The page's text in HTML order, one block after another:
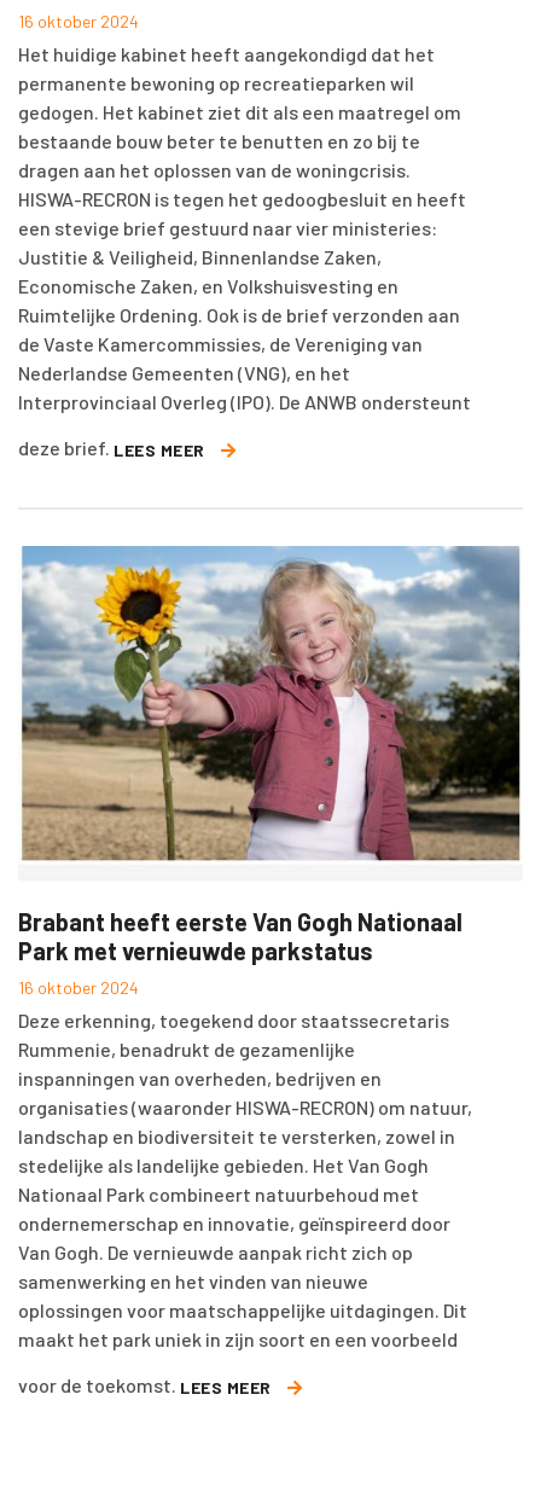
16 oktober 2024
Het huidige kabinet heeft aangekondigd dat het
permanente bewoning op recreatieparken wil
gedogen. Het kabinet ziet dit als een maatregel om
bestaande bouw beter te benutten en zo bij te
dragen aan het oplossen van de woningcrisis.
HISWA-RECRON is tegen het gedoogbesluit en heeft
een stevige brief gestuurd naar vier ministeries:
Justitie & Veiligheid, Binnenlandse Zaken,
Economische Zaken, en Volkshuisvesting en
Ruimtelijke Ordening. Ook is de brief verzonden aan
de Vaste Kamercommissies, de Vereniging van
Nederlandse Gemeenten (VNG), en het
Interprovinciaal Overleg (IPO). De ANWB ondersteunt
deze brief. LEES MEER
Brabant heeft eerste Van Gogh Nationaal
Park met vernieuwde parkstatus
16 oktober 2024
Deze erkenning, toegekend door staatssecretaris
Rummenie, benadrukt de gezamenlijke
inspanningen van overheden, bedrijven en
organisaties (waaronder HISWA-RECRON) om natuur,
landschap en biodiversiteit te versterken, zowel in
stedelijke als landelijke gebieden. Het Van Gogh
Nationaal Park combineert natuurbehoud met
ondernemerschap en innovatie, geïnspireerd door
Van Gogh. De vernieuwde aanpak richt zich op
samenwerking en het vinden van nieuwe
oplossingen voor maatschappelijke uitdagingen. Dit
maakt het park uniek in zijn soort en een voorbeeld
voor de toekomst. LEES MEER